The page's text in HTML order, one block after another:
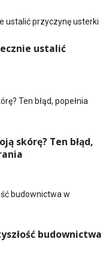
ustalić
skórę? Ten błąd,
budownictwa